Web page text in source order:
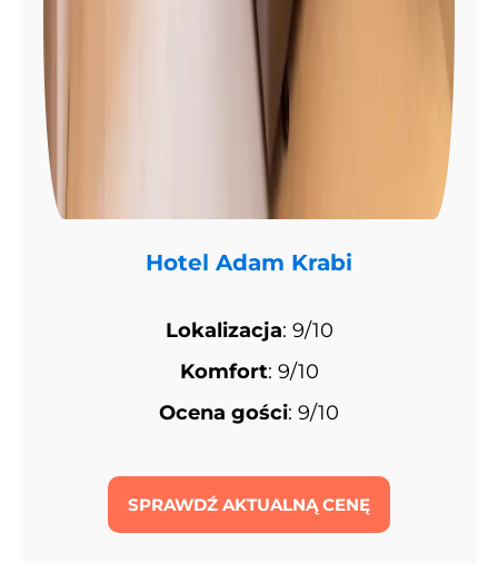
Hotel Adam Krabi
Lokalizacja: 9/10
Komfort: 9/10
Ocena gości: 9/10
SPRAWDŹ AKTUALNĄ CENĘ